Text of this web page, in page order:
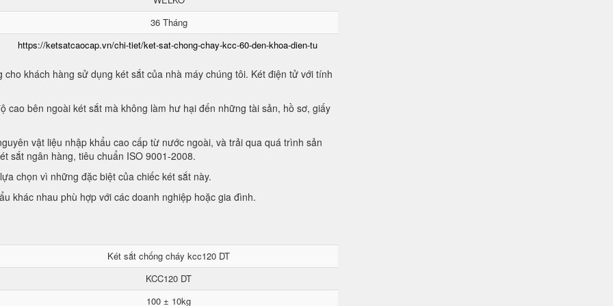
36 Tháng
https://ketsatcaocap.vn/chi-tiet/ket-sat-chong-chay-kcc-60-den-khoa-dien-tu
khách hàng sử dụng két sắt của nhà máy chúng tôi. Két điện tử với tính
cao bên ngoài két sắt mà không làm hư hại đến những tài sản, hồ sơ, giấy
vật liệu nhập khẩu cao cấp từ nước ngoài, và trải qua quá trình sản
sắt ngân hàng, tiêu chuẩn ISO 9001-2008.
chọn vì những đặc biệt của chiếc két sắt này.
khác nhau phù hợp với các doanh nghiệp hoặc gia đình.
Két sắt chống cháy kcc120 DT
KCC120 DT
100 ± 10kg